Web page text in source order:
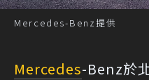
Mercedes-Benz提供
Mercedes-Benz於